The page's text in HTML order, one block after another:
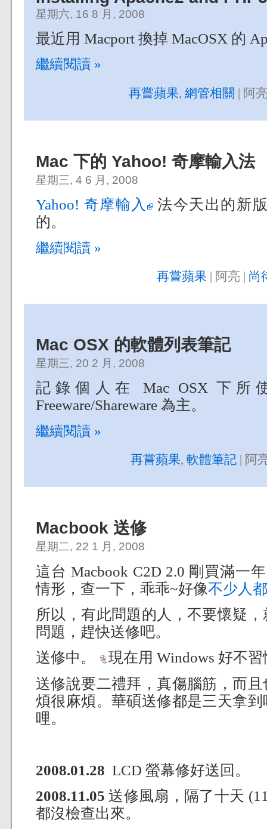
星期六, 16 8 月, 2008
最近用 Macport 換掉 MacOSX 的
繼續閱讀 »
再嘗蘋果, 網管相關 | 阿
Mac 下的 Yahoo! 奇摩輸入法
星期三, 4 6 月, 2008
Yahoo! 奇摩輸入
法今天出的新
的。
繼續閱讀 »
再嘗蘋果 | 阿亮 | 尚
Mac OSX 的軟體列表筆記
星期三, 20 2 月, 2008
記錄個人在 Mac OSX 下所
Freeware/Shareware 為主。
繼續閱讀 »
再嘗蘋果, 軟體筆記| 阿
Macbook 送修
星期二, 22 1 月, 2008
這台 Macbook C2D 2.0 剛買滿一
情形， 查一下，乖乖~好像不少人
所以，有此問題的人，不要懷疑
問題，趕快送修吧。
送修中。
現在用 Windows 好不
送修說要二禮拜，真傷腦筋，而
煩很麻煩。華碩送修都是三天拿
哩。
2008.01.28 LCD 螢幕修好送回。
2008.11.05 送修風扇，隔了十天
都沒檢查出來。